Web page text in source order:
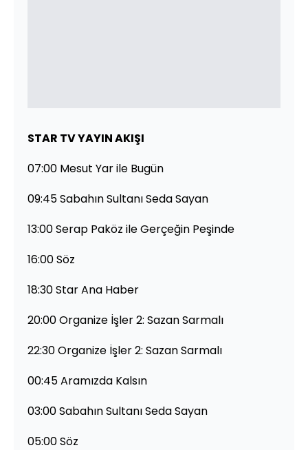
STAR TV YAYIN AKIŞI
07:00 Mesut Yar ile Bugün
09:45 Sabahın Sultanı Seda Sayan
13:00 Serap Paköz ile Gerçeğin Peşinde
16:00 Söz
18:30 Star Ana Haber
20:00 Organize İşler 2: Sazan Sarmalı
22:30 Organize İşler 2: Sazan Sarmalı
00:45 Aramızda Kalsın
03:00 Sabahın Sultanı Seda Sayan
05:00 Söz